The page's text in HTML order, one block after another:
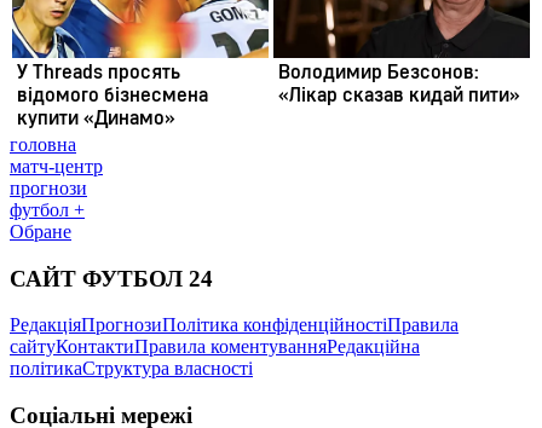
головна
матч-центр
прогнози
футбол +
Обране
САЙТ ФУТБОЛ 24
РедакціяПрогнозиПолітика конфіденційностіПравила
сайтуКонтактиПравила коментуванняРедакційна
політикаСтруктура власності
Соціальні мережі